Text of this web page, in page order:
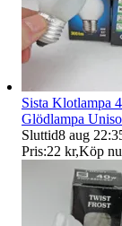
Sista Klotlampa
Glödlampa
Sluttid8 aug
Pris:22 kr,Köp nu